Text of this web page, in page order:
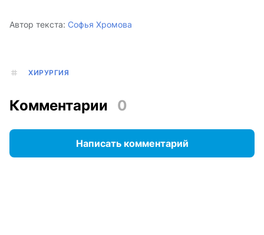
Автор текста: Софья Хромова
ХИРУРГИЯ
Комментарии 0
Написать комментарий